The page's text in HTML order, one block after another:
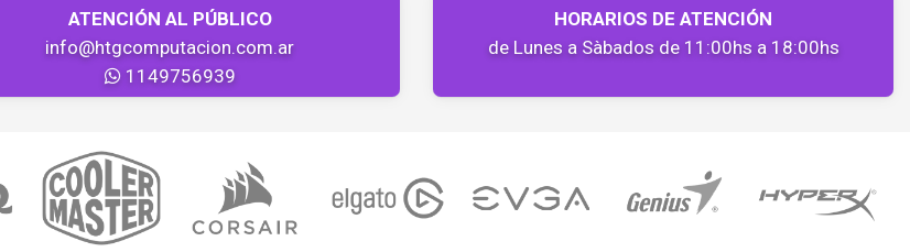
ATENCIÓN AL PÚBLICO
info@htgcomputacion.com.ar
1149756939
HORARIOS DE ATENCIÓN
de Lunes a Sàbados de 11:00hs a 18:00hs